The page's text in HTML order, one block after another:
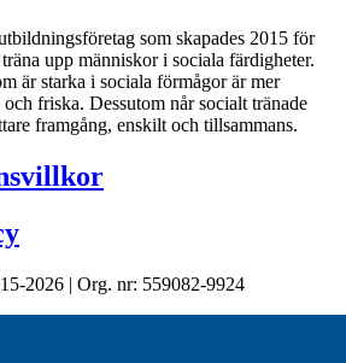
som skapades 2015 för
upp människor i sociala färdigheter.
är starka i sociala förmågor är mer
friska. Dessutom når socialt tränade
framgång, enskilt och tillsammans.
2026 | Org. nr: 559082-9924